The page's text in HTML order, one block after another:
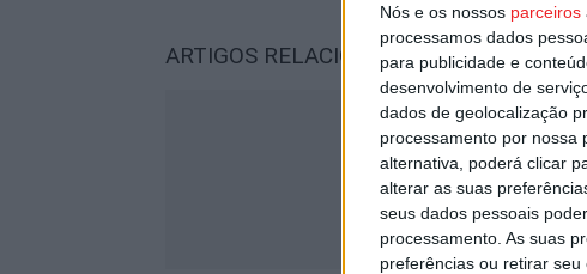
Nós e os nossos parceiros
processamos dados
para publicidade e
desenvolvimento de
dados de geolocalização
processamento por nossa
alternativa, poderá clicar
alterar as suas
seus dados pessoais
processamento. As suas
preferências ou retirar
ARTIGOS RELACIONADOSMais do autor